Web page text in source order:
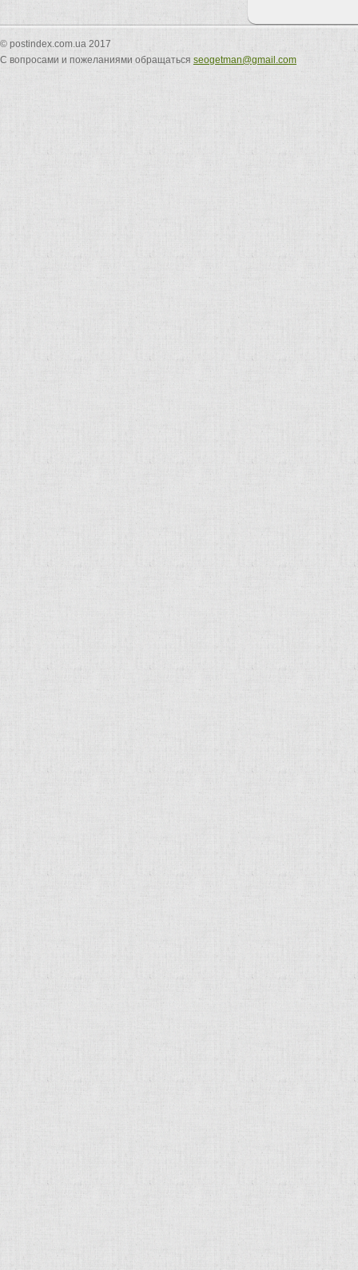
© postindex.com.ua 2017
С вопросами и пожеланиями обращаться seogetman@gmail.com